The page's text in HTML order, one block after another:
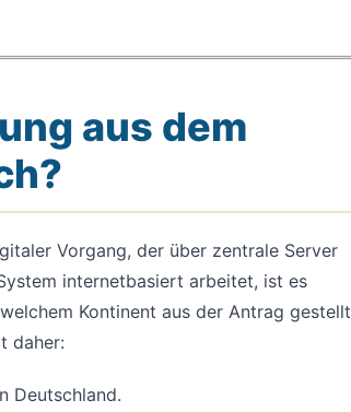
aus dem
Vorgang, der über zentrale Server
internetbasiert arbeitet, ist es
Kontinent aus der Antrag gestellt
daher:
Deutschland.